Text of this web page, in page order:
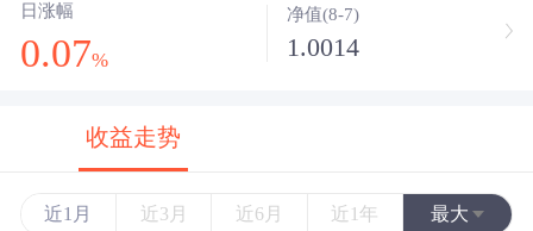
日涨幅
0.07%
净值(8-7)
1.0014
收益走势
近1月 近3月 近6月 近1年 最大